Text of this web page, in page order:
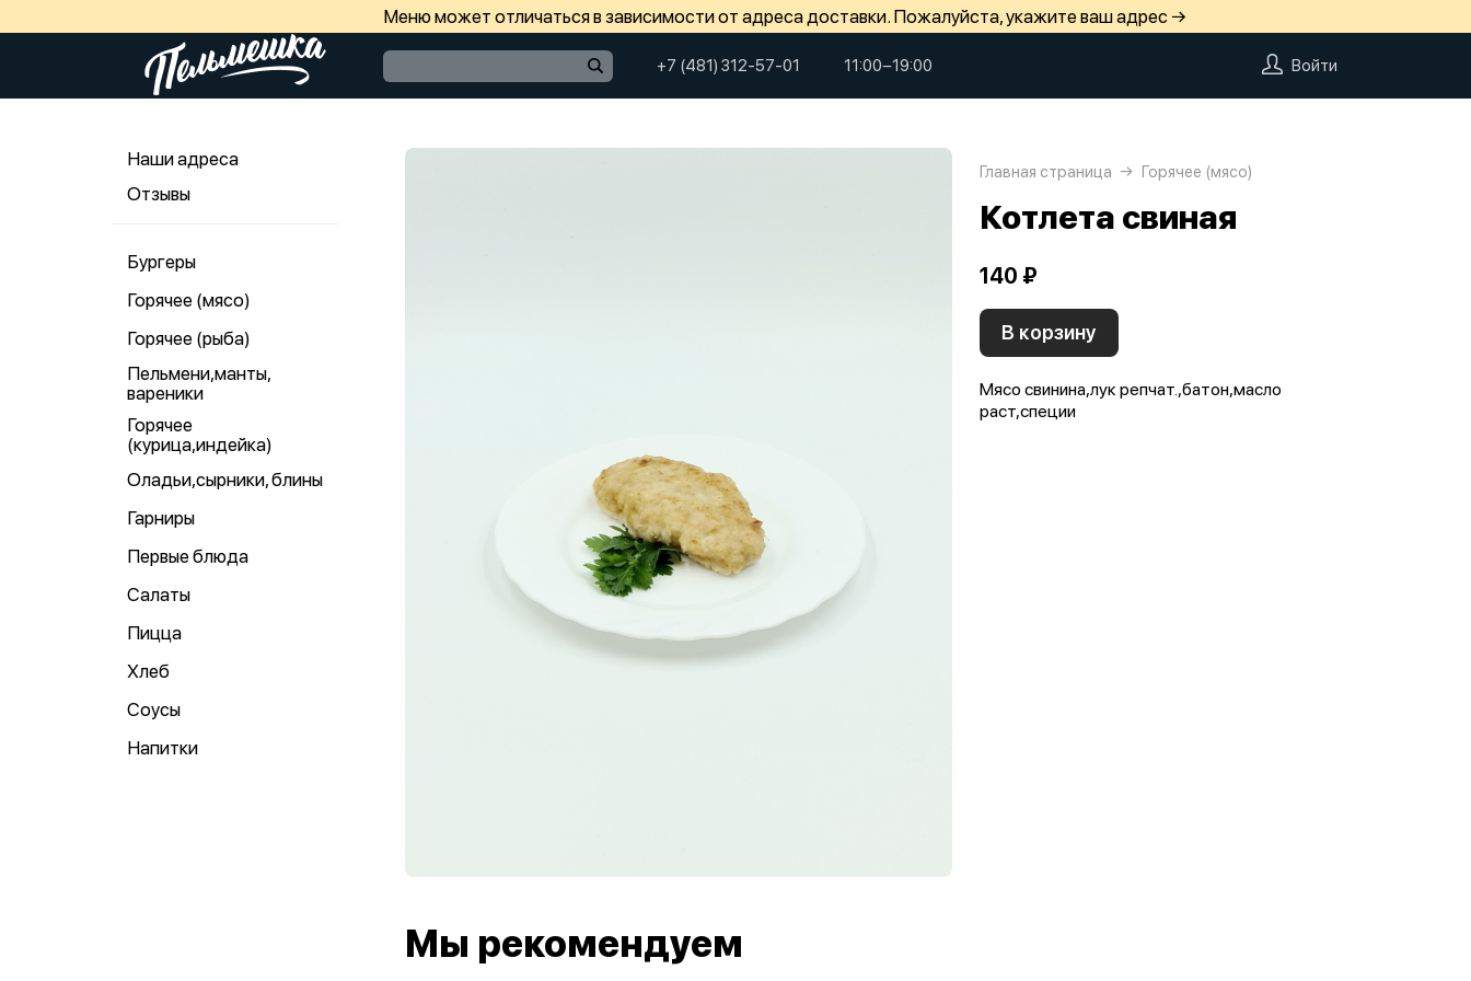
Меню может отличаться в зависимости от адреса доставки. Пожалуйста, укажите ваш адрес →
+7 (481) 312-57-01 11:00−19:00 Войти
Наши адреса
Отзывы
Бургеры
Горячее (мясо)
Горячее (рыба)
Пельмени,манты,
вареники
Горячее
(курица,индейка)
Оладьи,сырники, блины
Гарниры
Первые блюда
Салаты
Пицца
Хлеб
Соусы
Напитки
Главная страница Горячее (мясо)
Котлета свиная
140 ₽
В корзину
Мясо свинина,лук репчат.,батон,масло
раст,специи
Мы рекомендуем